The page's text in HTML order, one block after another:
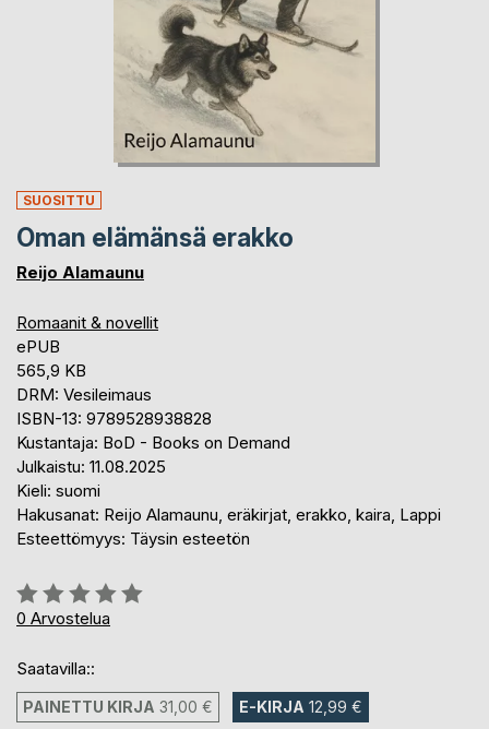
SUOSITTU
Oman elämänsä erakko
Reijo Alamaunu
Romaanit & novellit
ePUB
565,9 KB
DRM: Vesileimaus
ISBN-13: 9789528938828
Kustantaja: BoD - Books on Demand
Julkaistu: 11.08.2025
Kieli: suomi
Hakusanat: Reijo Alamaunu, eräkirjat, erakko, kaira, Lappi
Esteettömyys: Täysin esteetön
Arvostelu::
0%
0 Arvostelua
Saatavilla::
PAINETTU KIRJA 31,00 € E-KIRJA 12,99 €